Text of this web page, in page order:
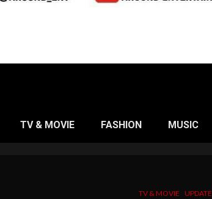
TV & MOVIE FASHION MUSIC
TV & MOVIE UPDATE